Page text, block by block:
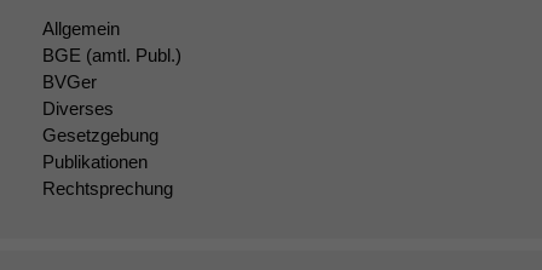
Allgemein
BGE (amtl. Publ.)
BVGer
Diverses
Gesetzgebung
Publikationen
Rechtsprechung